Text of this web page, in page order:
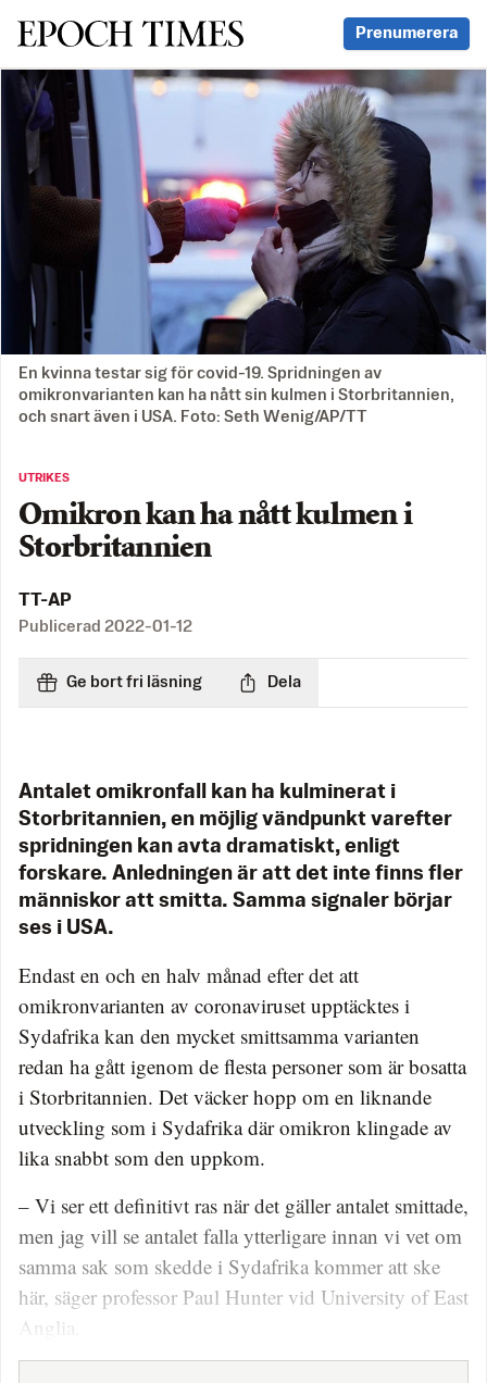
Svenska Epoch Times Prenumerera
En kvinna testar sig för covid-19. Spridningen av
omikronvarianten kan ha nått sin kulmen i Storbritannien,
och snart även i USA. Foto: Seth Wenig/AP/TT
UTRIKES
Omikron kan ha nått kulmen i
Storbritannien
TT-AP
Publicerad 2022-01-12
Ge bort fri läsning Dela
Antalet omikronfall kan ha kulminerat i
Storbritannien, en möjlig vändpunkt varefter
spridningen kan avta dramatiskt, enligt
forskare. Anledningen är att det inte finns fler
människor att smitta. Samma signaler börjar
ses i USA.
Endast en och en halv månad efter det att
omikronvarianten av coronaviruset upptäcktes i
Sydafrika kan den mycket smittsamma varianten
redan ha gått igenom de flesta personer som är bosatta
i Storbritannien. Det väcker hopp om en liknande
utveckling som i Sydafrika där omikron klingade av
lika snabbt som den uppkom.
– Vi ser ett definitivt ras när det gäller antalet smittade,
men jag vill se antalet falla ytterligare innan vi vet om
samma sak som skedde i Sydafrika kommer att ske
här, säger professor Paul Hunter vid University of East
Anglia.